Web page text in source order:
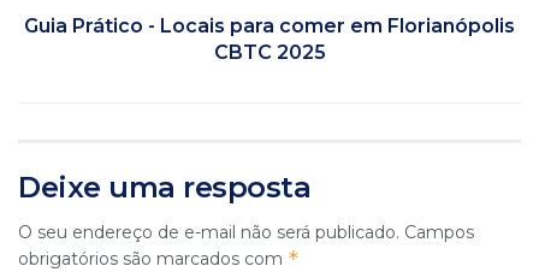
Guia Prático - Locais para comer em Florianópolis
CBTC 2025
Deixe uma resposta
O seu endereço de e-mail não será publicado. Campos
obrigatórios são marcados com *